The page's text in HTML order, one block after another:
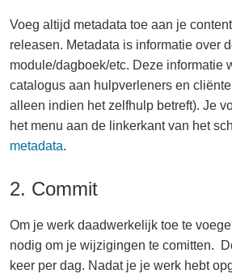
Voeg altijd metadata toe aan je
releasen. Metadata is informatie over
module/dagboek/etc. Deze informatie
catalogus aan hulpverleners en
alleen indien het zelfhulp betreft). Je
het menu aan de linkerkant van het
metadata.
2. Commit
Om je werk daadwerkelijk toe te
nodig om je wijzigingen te comitten.
keer per dag. Nadat je je werk hebt